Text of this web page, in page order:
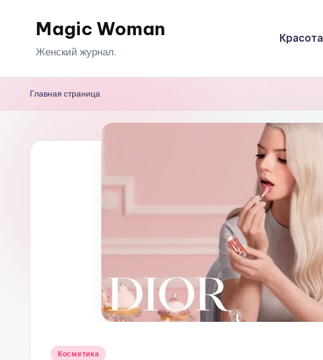
Magic Woman
Женский журнал.
Красота
Главная страница
Опубликовано
Косметика